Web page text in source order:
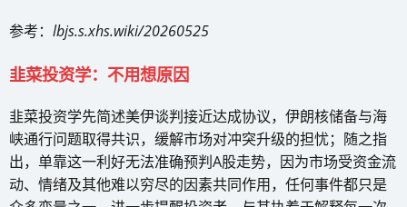
参考： lbjs.s.xhs.wiki/20260525
韭菜投资学：不用想原因
韭菜投资学先简述美伊谈判接近达成协议，伊朗核储备与海
峡通行问题取得共识，缓解市场对冲突升级的担忧；随之指
出，单靠这一利好无法准确预判A股走势，因为市场受资金流
动、情绪及其他难以穷尽的因素共同作用，任何事件都只是